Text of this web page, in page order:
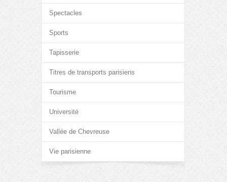
Spectacles
Sports
Tapisserie
Titres de transports parisiens
Tourisme
Université
Vallée de Chevreuse
Vie parisienne